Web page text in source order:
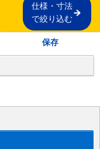
仕様・寸法
で絞り込む
保存